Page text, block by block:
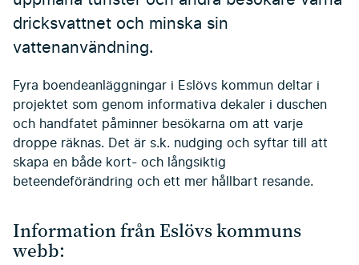
dricksvattnet och minska sin
vattenanvändning.
Fyra boendeanläggningar i Eslövs kommun deltar i
projektet som genom informativa dekaler i duschen
och handfatet påminner besökarna om att varje
droppe räknas. Det är s.k. nudging och syftar till att
skapa en både kort- och långsiktig
beteendeförändring och ett mer hållbart resande.
Information från Eslövs kommuns
webb: